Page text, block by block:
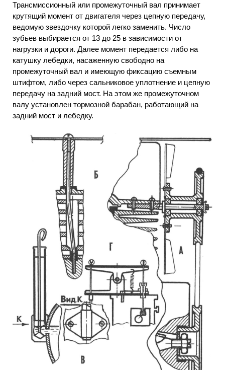
Трансмиссионный или промежуточный вал принимает
крутящий момент от двигателя через цепную передачу,
ведомую звездочку которой легко заменить. Число
зубьев выбирается от 13 до 25 в зависимости от
нагрузки и дороги. Далее момент передается либо на
катушку лебедки, насаженную свободно на
промежуточный вал и имеющую фиксацию съемным
штифтом, либо через сальниковое уплотнение и цепную
передачу на задний мост. На этом же промежуточном
валу установлен тормозной барабан, работающий на
задний мост и лебедку.